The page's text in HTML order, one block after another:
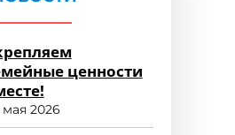
ценности
мая 2026